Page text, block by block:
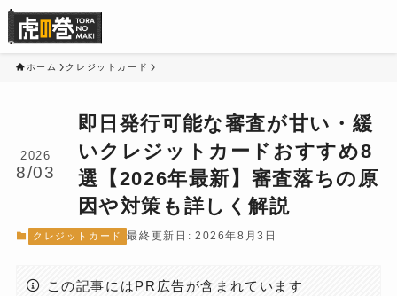
ホーム クレジットカード
即日発行可能な審査が甘い・緩
いクレジットカードおすすめ8
選【2026年最新】審査落ちの原
因や対策も詳しく解説
2026
8/03
クレジットカード 2026年8月3日
この記事にはPR広告が含まれています